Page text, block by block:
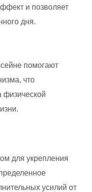
и позволяет
дня.
помогают
что
физической
для укрепления
усилий от